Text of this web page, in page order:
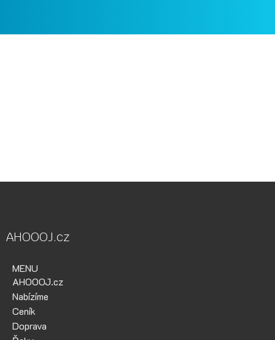
AHOOOJ.cz
MENU
AHOOOJ.cz
Nabízíme
Ceník
Doprava